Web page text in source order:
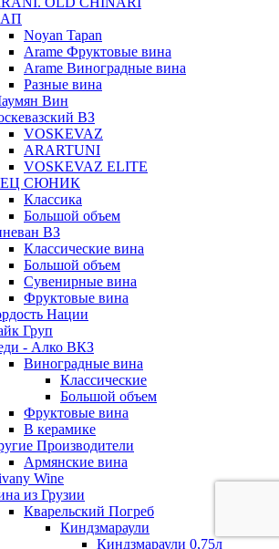
Noyan Tapan
Arame Фруктовые вина
Arame Виноградные вина
Разные вина
Вин
ВЗ
VOSKEVAZ
ARARTUNI
VOSKEVAZ ELITE
СЮНИК
Классика
Большой объем
ВЗ
Классические вина
Большой объем
Сувенирные вина
Фруктовые вина
Нации
Груп
- Алко ВКЗ
Виноградные вина
Классические
Большой объем
Фруктовые вина
В керамике
Производители
Армянские вина
Wine
из Грузии
Кварельский Погреб
Киндзмараули
Киндзмараули 0,75л